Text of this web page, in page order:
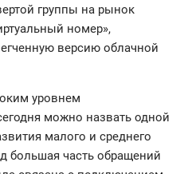
группы на рынок
номер»,
версию облачной
уровнем
можно назвать одной
малого и среднего
большая часть обращений